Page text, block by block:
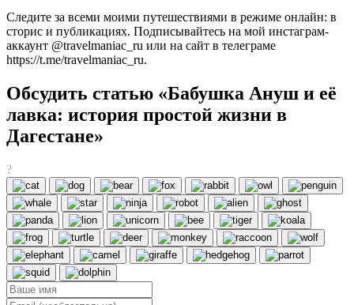
Следите за всеми моими путешествиями в режиме онлайн: в
сторис и публикациях. Подписывайтесь на мой инстаграм-
аккаунт @travelmaniac_ru или на сайт в телеграме
https://t.me/travelmaniac_ru.
Обсудить статью «Бабушка Ануш и её
лавка: история простой жизни в
Дагестане»
?